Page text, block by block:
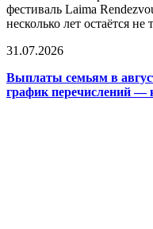
фестиваль Laima
несколько лет остаётся
31.07.2026
Выплаты семьям в
график перечислений —